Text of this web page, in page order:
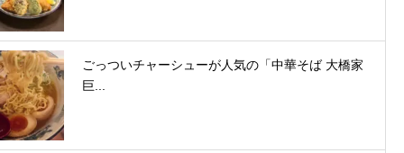
ごっついチャーシューが人気の「中華そば 大橋家
巨...